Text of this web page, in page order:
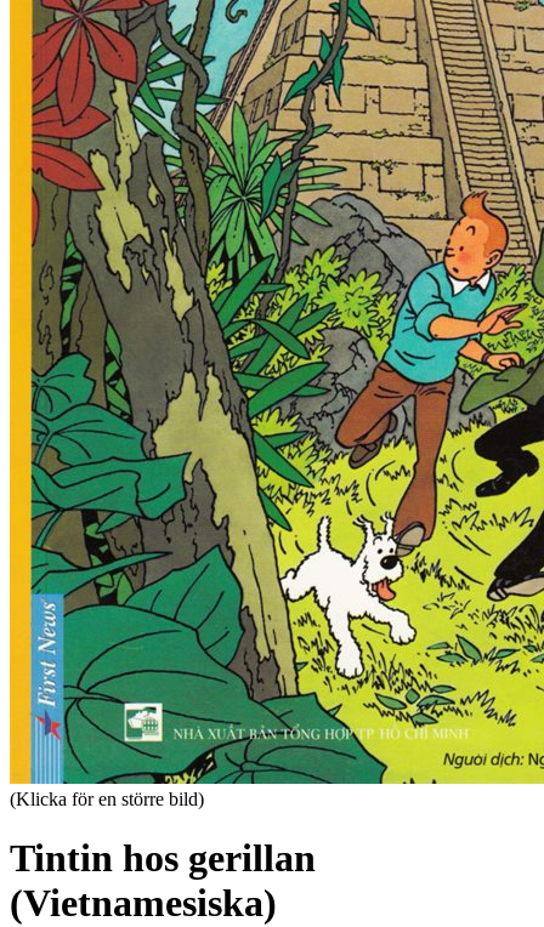
(Klicka för en större bild)
Tintin hos gerillan
(Vietnamesiska)